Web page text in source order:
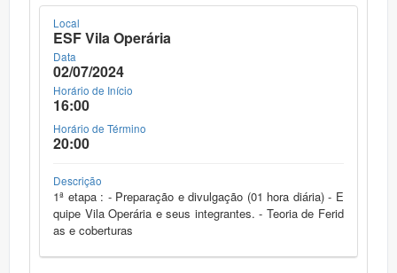
Local
ESF Vila Operária
Data
02/07/2024
Horário de Início
16:00
Horário de Término
20:00
Descrição
1ª etapa : - Preparação e divulgação (01 hora diária) - E
quipe Vila Operária e seus integrantes. - Teoria de Ferid
as e coberturas